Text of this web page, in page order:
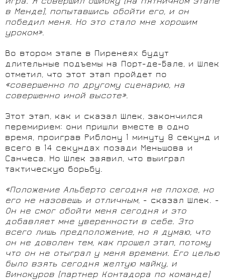
в Менде], попытавшись обойти его, и он
победил меня. Но это стало мне хорошим
уроком».
Во втором этапе в Пиренеях будут
длительные подъемы на Порт-де-Бале, и Шлек
отметил, что этот этап пройдет по
«совершенно по другому сценарию, на
совершенно иной высоте».
Этот этап, как и сказал Шлек, закончился
перемирием: они пришли вместе в одно
время, проиграв Риблону 1 минуту 8 секунд и
всего в 14 секундах позади Меньшова и
Санчеса. Но Шлек заявил, что выиграл
тактическую борьбу.
«Положение Альберто сегодня не плохое, но
его не назовешь и отличным, - сказал Шлек. -
Он не смог обойти меня сегодня и это
добавляет мне уверенности в себе. Это
всего лишь предположение, но я думаю, что
он не доволен тем, как прошел этап, потому
что он не отыграл у меня времени. Его целью
было взять сегодня желтую майку, и
Винокуров [партнер Контадора по команде]